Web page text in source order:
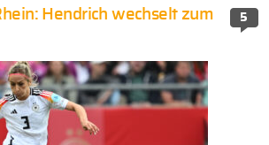
5
Hendrich wechselt zum